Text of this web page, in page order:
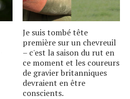
Je suis tombé tête
première sur un chevreuil
– c'est la saison du rut en
ce moment et les coureurs
de gravier britanniques
devraient en être
conscients.